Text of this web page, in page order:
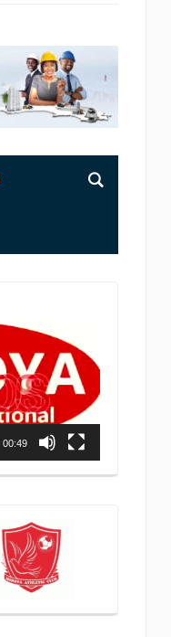
00:49